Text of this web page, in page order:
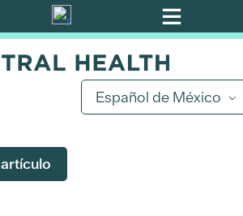
Español de México